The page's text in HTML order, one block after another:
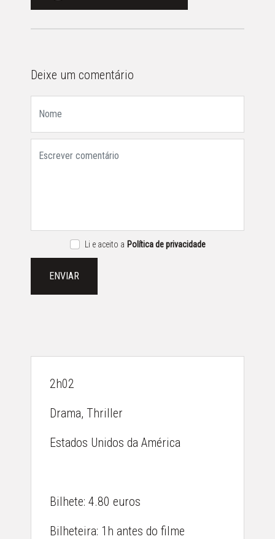
Deixe um comentário
Li e aceito a Política de privacidade
ENVIAR
2h02
Drama, Thriller
Estados Unidos da América
Bilhete: 4.80 euros
Bilheteira: 1h antes do filme